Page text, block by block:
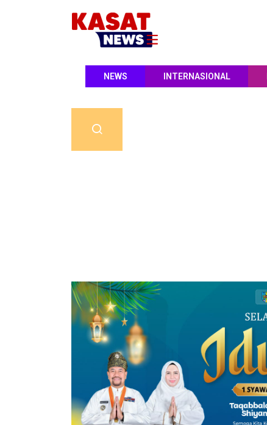
NEWS INTERNASIONAL